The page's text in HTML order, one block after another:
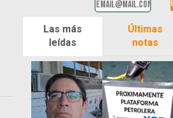
Las más
leídas
Últimas
notas